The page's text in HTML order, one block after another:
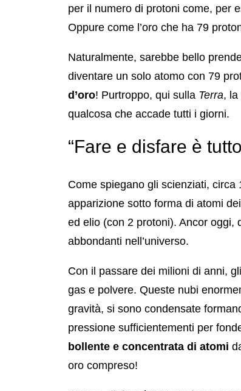
per il numero di protoni come, per
Oppure come l’oro che ha 79
Naturalmente, sarebbe bello
diventare un solo atomo con 79
d’oro! Purtroppo, qui sulla Terra, la
qualcosa che accade tutti i giorni.
“Fare e disfare è
Come spiegano gli scienziati,
apparizione sotto forma di atomi
ed elio (con 2 protoni). Ancor oggi,
abbondanti nell’universo.
Con il passare dei milioni di anni,
gas e polvere. Queste nubi
gravità, si sono condensate
pressione sufficientementi per
bollente e concentrata di atomi
oro compreso!